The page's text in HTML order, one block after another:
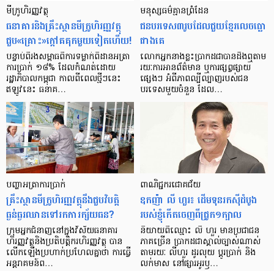
មីក្រូ​ហិរញ្ញវត្ថុ
ធនាគារ​និង​គ្រឹះស្ថាន​មីក្រូ​ហិរញ្ញវត្ថុ​
ជួប«គ្រោះ»ក្តៅ​គគុក​មួយ​ទៀត​ហើយ!
បន្ទាប់​ពី​រង​សម្ពាធ​​ពី​ការ​ទម្លាក់​ពិដាន​អត្រា​
ការ​ប្រាក់ ១៨​% ដែល​កំណត់​ដោយ​
រដ្ឋាភិបាល​កម្ពុជា កាល​ពី​ពេល​ថ្មីៗ​នេះ
ឥឡូវ​នេះ ធនាគ…
មនុស្ស​ធម៌​គ្មាន​ព្រំដែន
ជន​បរទេស​៣​រូប​ដែល​ជួយ​ខ្មែរ​លេច​ធ្លោ​
ជាង​គេ
លោកអ្នក​នាង​ខ្លះ​ប្រាកដ​ជា​បាន​​ដឹង​ឮ​តាម​
រយៈ​ការ​អាន​ព័ត៌មាន ឬ​ការ​ផ្សព្វផ្សាយ​
ផ្សេងៗ អំពី​ភាព​ល្បីល្បាញ​របស់​ជន​
បរទេស​មួយ​ចំនួន ដែល…
បញ្ហា​អត្រា​ការប្រាក់
គ្រឹះស្ថាន​មីក្រូ​ហិរញ្ញវត្ថុ​នឹង​ជួប​វិបត្តិ​
ធ្ងន់ធ្ងរ​ឈាន​ទៅ​រក​ការ​ក្ស័យធន?
ក្រុម​អ្នក​ជំនាញ​នៅ​ក្នុង​វិស័យ​ធនាគារ
ហិរញ្ញវត្ថុ​និង​ប្រតិបត្តិករ​ហិរញ្ញ​វត្ថុ បាន​​
លើក​ឡើង​ប្រហាក់​ប្រហែល​គ្នា​ថា ការ​ធ្វើ​
អន្តរាគមន៍​ព…
ពាណិជ្ជករជោគជ័យ
ឧកញ៉ា លី ហួរ៖ ដើមទុនរកស៊ីដំបូង
របស់ខ្ញុំកើតចេញពីជ្រូក១ក្បាល
និយាយ​ពី​ឈ្មោះ លី ហួរ មាន​ប្រជាជន​
ភាគ​ច្រើន ប្រាកដ​ជា​ស្គាល់​ច្បាស់​ណាស់
តាមរយៈ លីហួរ ដូរ​លុយ ប្តូរ​បា្រក់ និង​
លក់​មាស នៅ​ផ្សារ​អូរ​ឫ…